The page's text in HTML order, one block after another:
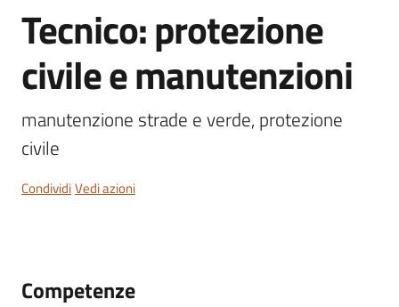
Novità
Vivere
Servizi
Salta al contenuto
Tecnico: protezione
civile e manutenzioni
manutenzione strade e verde, protezione
civile
CondividiVedi azioni
Competenze